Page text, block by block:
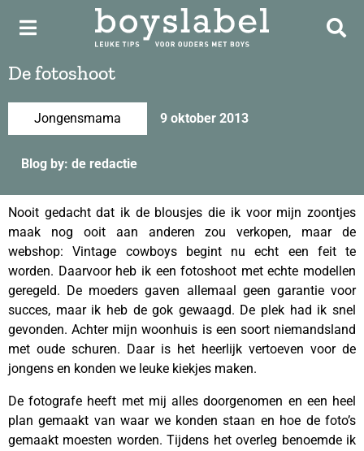
De fotoshoot
Jongensmama 9 oktober 2013
Blog by: de redactie
Nooit gedacht dat ik de blousjes die ik voor mijn zoontjes
maak nog ooit aan anderen zou verkopen, maar de
webshop: Vintage cowboys begint nu echt een feit te
worden. Daarvoor heb ik een fotoshoot met echte modellen
geregeld. De moeders gaven allemaal geen garantie voor
succes, maar ik heb de gok gewaagd. De plek had ik snel
gevonden. Achter mijn woonhuis is een soort niemandsland
met oude schuren. Daar is het heerlijk vertoeven voor de
jongens en konden we leuke kiekjes maken.
De fotografe heeft met mij alles doorgenomen en een heel
plan gemaakt van waar we konden staan en hoe de foto’s
gemaakt moesten worden. Tijdens het overleg benoemde ik